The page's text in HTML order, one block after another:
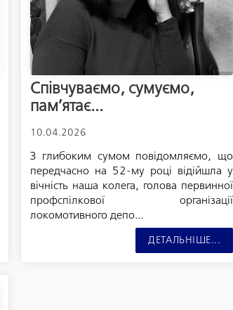
Співчуваємо, сумуємо,
пам’ятає...
10.04.2026
З глибоким сумом повідомляємо, що
передчасно на 52-му році відійшла у
вічність наша колега, голова первинної
профспілкової організації
локомотивного депо...
ДЕТАЛЬНІШЕ...